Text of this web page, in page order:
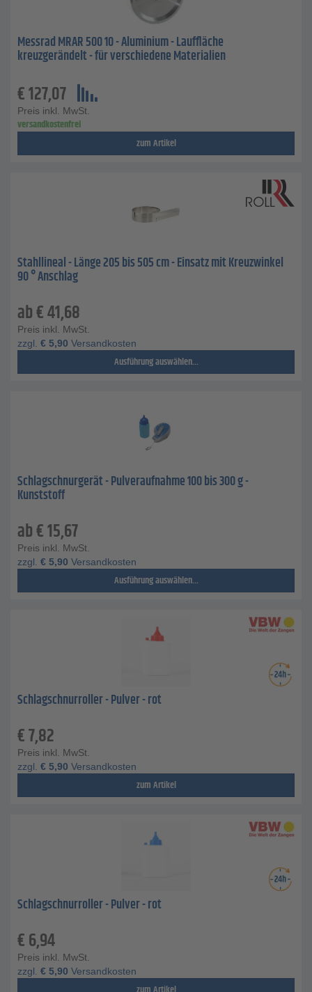
Messrad MRAR 500 10 - Aluminium - Lauffläche
kreuzgerändelt - für verschiedene Materialien
€127,07
Preis inkl. MwSt.
versandkostenfrei
zum Artikel
Stahllineal - Länge 205 bis 505 cm - Einsatz mit Kreuzwinkel
90 ° Anschlag
ab€41,68
Preis inkl. MwSt.
zzgl. € 5,90 Versandkosten
Ausführung auswählen...
Schlagschnurgerät - Pulveraufnahme 100 bis 300 g -
Kunststoff
ab€15,67
Preis inkl. MwSt.
zzgl. € 5,90 Versandkosten
Ausführung auswählen...
Schlagschnurroller - Pulver - rot
€7,82
Preis inkl. MwSt.
zzgl. € 5,90 Versandkosten
zum Artikel
Schlagschnurroller - Pulver - rot
€6,94
Preis inkl. MwSt.
zzgl. € 5,90 Versandkosten